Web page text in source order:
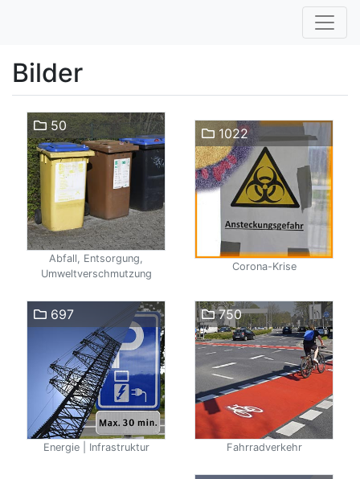
Bilder
50
Abfall, Entsorgung,
Umweltverschmutzung
1022
Corona-Krise
697
Energie | Infrastruktur
750
Fahrradverkehr